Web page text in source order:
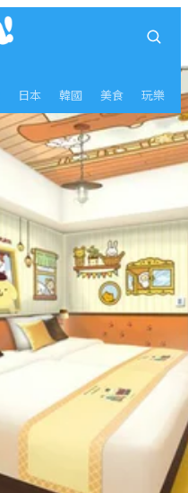
日本 韓國 美食 玩樂